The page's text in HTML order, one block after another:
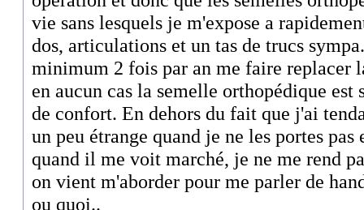
vie sans lesquels je m'expose a
dos, articulations et un tas de trucs
minimum 2 fois par an me faire replacer
en aucun cas la semelle orthopédique
de confort. En dehors du fait que j'ai
un peu étrange quand je ne les portes pas
quand il me voit marché, je ne me rend
on vient m'aborder pour me parler de
ou quoi..